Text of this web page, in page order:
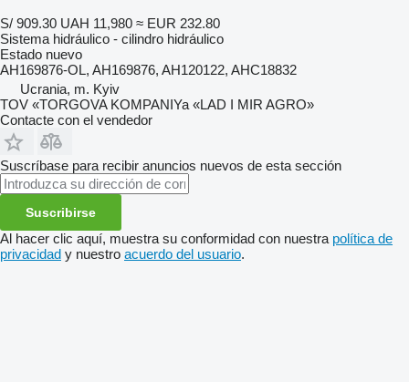
S/ 909.30 UAH 11,980 ≈ EUR 232.80
Sistema hidráulico - cilindro hidráulico
Estado nuevo
AH169876-OL, AH169876, AH120122, AHC18832
Ucrania, m. Kyiv
TOV «TORGOVA KOMPANIYa «LAD I MIR AGRO»
Contacte con el vendedor
Suscríbase para recibir anuncios nuevos de esta sección
Suscribirse
Al hacer clic aquí, muestra su conformidad con nuestra política de
privacidad y nuestro acuerdo del usuario.